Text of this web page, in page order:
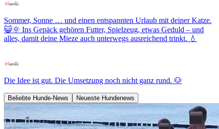
Sommer, Sonne … und einen entspannten Urlaub mit deiner Katze.
😺🌞 Ins Gepäck gehören Futter, Spielzeug, etwas Geduld – und
alles, damit deine Mieze auch unterwegs ausreichend trinkt. 💧
Die Idee ist gut. Die Umsetzung noch nicht ganz rund. 🐶
Beliebte Hunde-News Neueste Hundenews